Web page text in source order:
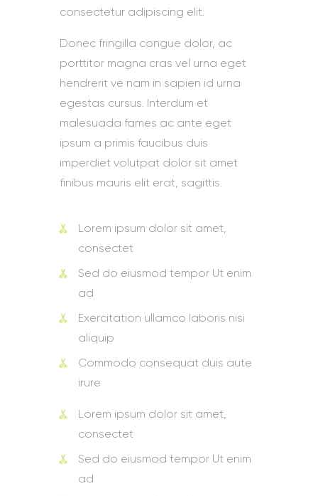
consectetur adipiscing elit.
Donec fringilla congue dolor, ac
porttitor magna cras vel urna eget
hendrerit ve nam in sapien id urna
egestas cursus. Interdum et
malesuada fames ac ante eget
ipsum a primis faucibus duis
imperdiet volutpat dolor sit amet
finibus mauris elit erat, sagittis.
Lorem ipsum dolor sit amet,
consectet
Sed do eiusmod tempor Ut enim
ad
Exercitation ullamco laboris nisi
aliquip
Commodo consequat duis aute
irure
Lorem ipsum dolor sit amet,
consectet
Sed do eiusmod tempor Ut enim
ad